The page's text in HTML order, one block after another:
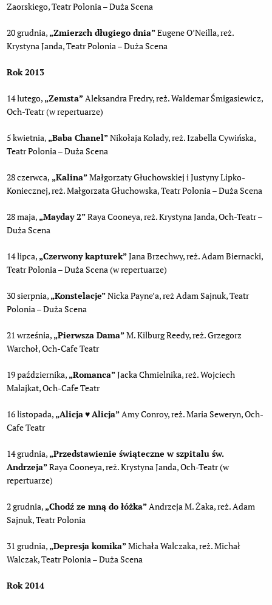
Zaorskiego, Teatr Polonia – Duża Scena
20 grudnia, „Zmierzch długiego dnia”Eugene O’Neilla, reż.
Krystyna Janda, Teatr Polonia – Duża Scena
Rok 2013
14 lutego, „Zemsta”Aleksandra Fredry, reż. Waldemar Śmigasiewicz,
Och-Teatr (w repertuarze)
5 kwietnia, „Baba Chanel”Nikołaja Kolady, reż. Izabella Cywińska,
Teatr Polonia – Duża Scena
28 czerwca, „Kalina”Małgorzaty Głuchowskiej i Justyny Lipko-
Koniecznej, reż. Małgorzata Głuchowska, Teatr Polonia – Duża Scena
28 maja, „Mayday 2”Raya Cooneya, reż. Krystyna Janda, Och-Teatr –
Duża Scena
14 lipca, „Czerwony kapturek”Jana Brzechwy, reż. Adam Biernacki,
Teatr Polonia – Duża Scena (w repertuarze)
30 sierpnia, „Konstelacje”Nicka Payne’a, reż Adam Sajnuk, Teatr
Polonia – Duża Scena
21 września, „Pierwsza Dama”M. Kilburg Reedy, reż. Grzegorz
Warchoł, Och-Cafe Teatr
19 października, „Romanca”Jacka Chmielnika, reż. Wojciech
Malajkat, Och-Cafe Teatr
16 listopada, „Alicja♥Alicja”Amy Conroy, reż. Maria Seweryn, Och-
Cafe Teatr
14 grudnia, „Przedstawienie świąteczne w szpitalu św.
Andrzeja”Raya Cooneya, reż. Krystyna Janda, Och-Teatr (w
repertuarze)
2 grudnia, „Chodź ze mną do łóżka”Andrzeja M. Żaka, reż. Adam
Sajnuk, Teatr Polonia
31 grudnia, „Depresja komika”Michała Walczaka, reż. Michał
Walczak, Teatr Polonia – Duża Scena
Rok 2014